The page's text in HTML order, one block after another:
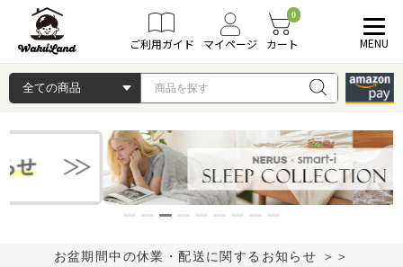
ご利用ガイド マイページ
0
カート MENU
お盆期間中の休業・配送に関するお知らせ ＞＞